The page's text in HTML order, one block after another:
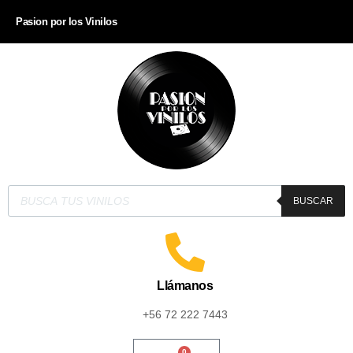
Pasion por los Vinilos
BUSCAR
Llámanos
+56 72 222 7443